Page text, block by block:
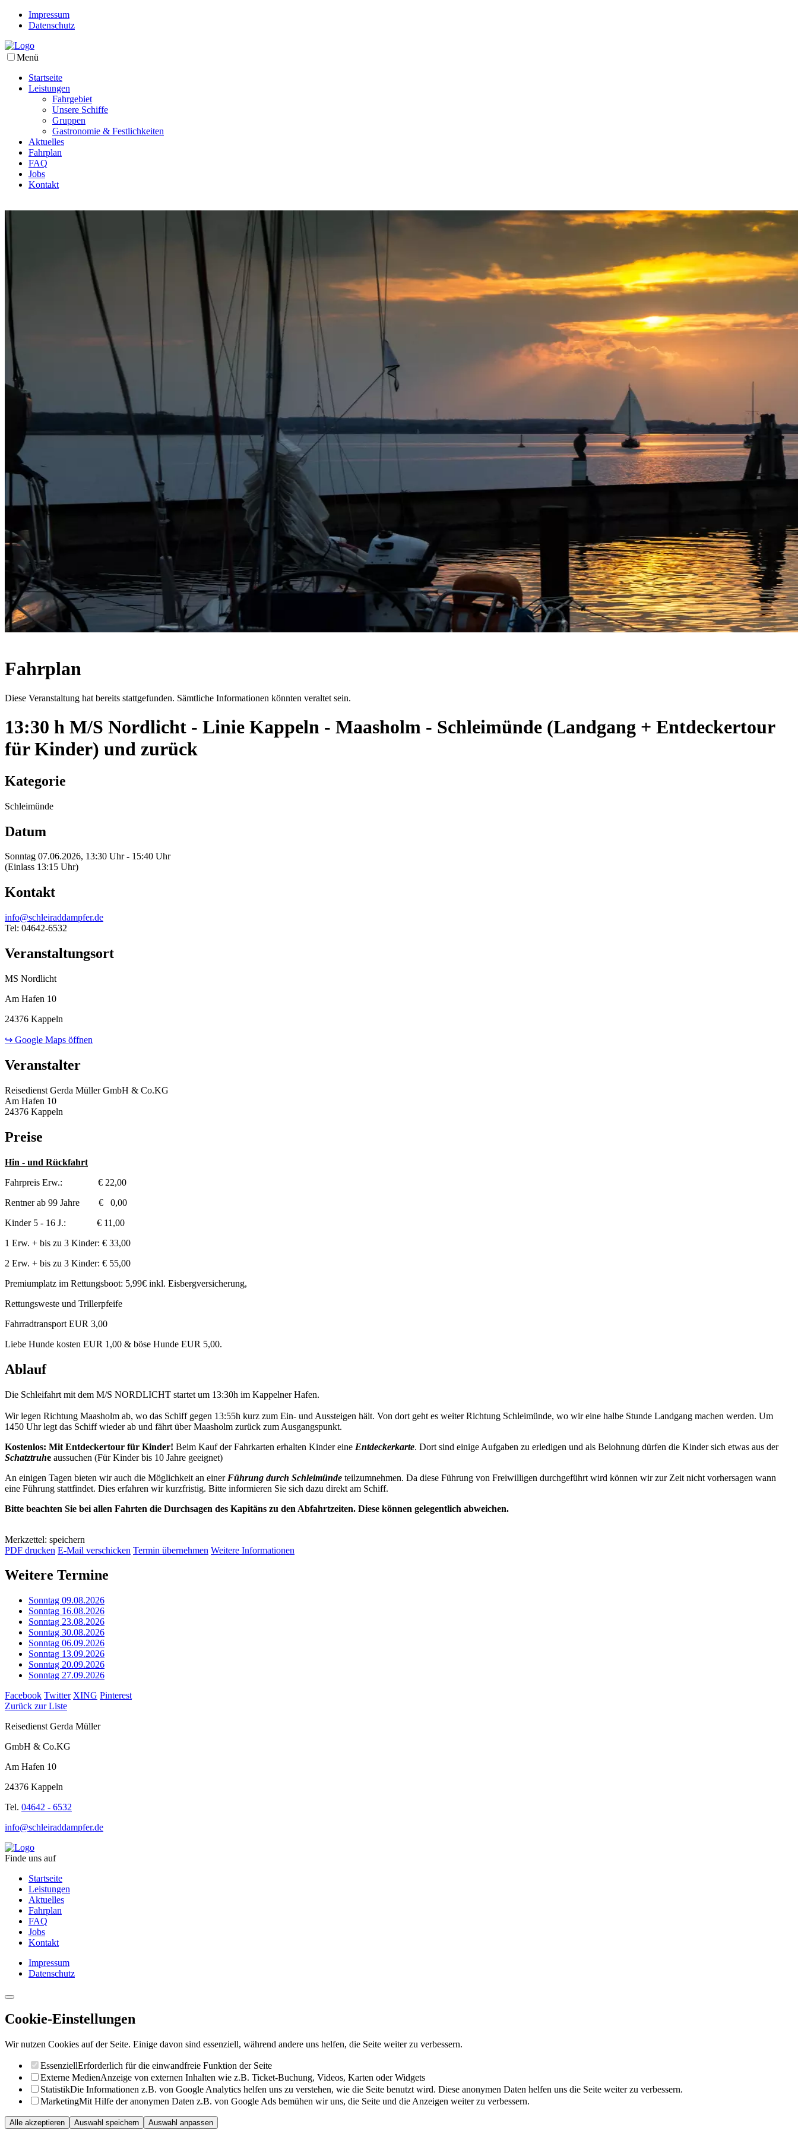
Impressum
Datenschutz
Menü
Startseite
Leistungen
Fahrgebiet
Unsere Schiffe
Gruppen
Gastronomie & Festlichkeiten
Aktuelles
Fahrplan
FAQ
Jobs
Kontakt
Fahrplan
Diese Veranstaltung hat bereits stattgefunden. Sämtliche Informationen könnten veraltet sein.
13:30 h M/S Nordlicht - Linie Kappeln - Maasholm - Schleimünde (Landgang + Entdeckertour
für Kinder) und zurück
Kategorie
Schleimünde
Datum
Sonntag 07.06.2026, 13:30 Uhr - 15:40 Uhr
(Einlass 13:15 Uhr)
Kontakt
info@schleiraddampfer.de
Tel: 04642-6532
Veranstaltungsort
MS Nordlicht
Am Hafen 10
24376 Kappeln
↪ Google Maps öffnen
Veranstalter
Reisedienst Gerda Müller GmbH & Co.KG
Am Hafen 10
24376 Kappeln
Preise
Hin - und Rückfahrt
Fahrpreis Erw.: € 22,00
Rentner ab 99 Jahre € 0,00
Kinder 5 - 16 J.: € 11,00
1 Erw. + bis zu 3 Kinder: € 33,00
2 Erw. + bis zu 3 Kinder: € 55,00
Premiumplatz im Rettungsboot: 5,99€ inkl. Eisbergversicherung,
Rettungsweste und Trillerpfeife
Fahrradtransport EUR 3,00
Liebe Hunde kosten EUR 1,00 & böse Hunde EUR 5,00.
Ablauf
Die Schleifahrt mit dem M/S NORDLICHT startet um 13:30h im Kappelner Hafen.
Wir legen Richtung Maasholm ab, wo das Schiff gegen 13:55h kurz zum Ein- und Aussteigen hält. Von dort geht es weiter Richtung Schleimünde, wo wir eine halbe Stunde Landgang machen werden. Um
1450 Uhr legt das Schiff wieder ab und fährt über Maasholm zurück zum Ausgangspunkt.
Kostenlos: Mit Entdeckertour für Kinder! Beim Kauf der Fahrkarten erhalten Kinder eine Entdeckerkarte. Dort sind einige Aufgaben zu erledigen und als Belohnung dürfen die Kinder sich etwas aus der
Schatztruhe aussuchen (Für Kinder bis 10 Jahre geeignet)
An einigen Tagen bieten wir auch die Möglichkeit an einer Führung durch Schleimünde teilzumnehmen. Da diese Führung von Freiwilligen durchgeführt wird können wir zur Zeit nicht vorhersagen wann
eine Führung stattfindet. Dies erfahren wir kurzfristig. Bitte informieren Sie sich dazu direkt am Schiff.
Bitte beachten Sie bei allen Fahrten die Durchsagen des Kapitäns zu den Abfahrtzeiten. Diese können gelegentlich abweichen.
Merkzettel: speichern
PDF drucken E-Mail verschicken Termin übernehmen Weitere Informationen
Weitere Termine
Sonntag 09.08.2026
Sonntag 16.08.2026
Sonntag 23.08.2026
Sonntag 30.08.2026
Sonntag 06.09.2026
Sonntag 13.09.2026
Sonntag 20.09.2026
Sonntag 27.09.2026
Facebook Twitter XING Pinterest
Zurück zur Liste
Reisedienst Gerda Müller
GmbH & Co.KG
Am Hafen 10
24376 Kappeln
Tel. 04642 - 6532
info@schleiraddampfer.de
Finde uns auf
Startseite
Leistungen
Aktuelles
Fahrplan
FAQ
Jobs
Kontakt
Impressum
Datenschutz
Cookie-Einstellungen
Wir nutzen Cookies auf der Seite. Einige davon sind essenziell, während andere uns helfen, die Seite weiter zu verbessern.
EssenziellErforderlich für die einwandfreie Funktion der Seite
Externe MedienAnzeige von externen Inhalten wie z.B. Ticket-Buchung, Videos, Karten oder Widgets
StatistikDie Informationen z.B. von Google Analytics helfen uns zu verstehen, wie die Seite benutzt wird. Diese anonymen Daten helfen uns die Seite weiter zu verbessern.
MarketingMit Hilfe der anonymen Daten z.B. von Google Ads bemühen wir uns, die Seite und die Anzeigen weiter zu verbessern.
Alle akzeptieren Auswahl speichern Auswahl anpassen